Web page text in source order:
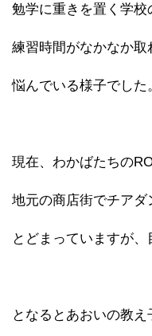
勉学に重きを置く学校
練習時間がなかなか取
悩んでいる様子でした
現在、わかばたちの
地元の商店街でチアダ
とどまっていますが、
となるとあおいの教